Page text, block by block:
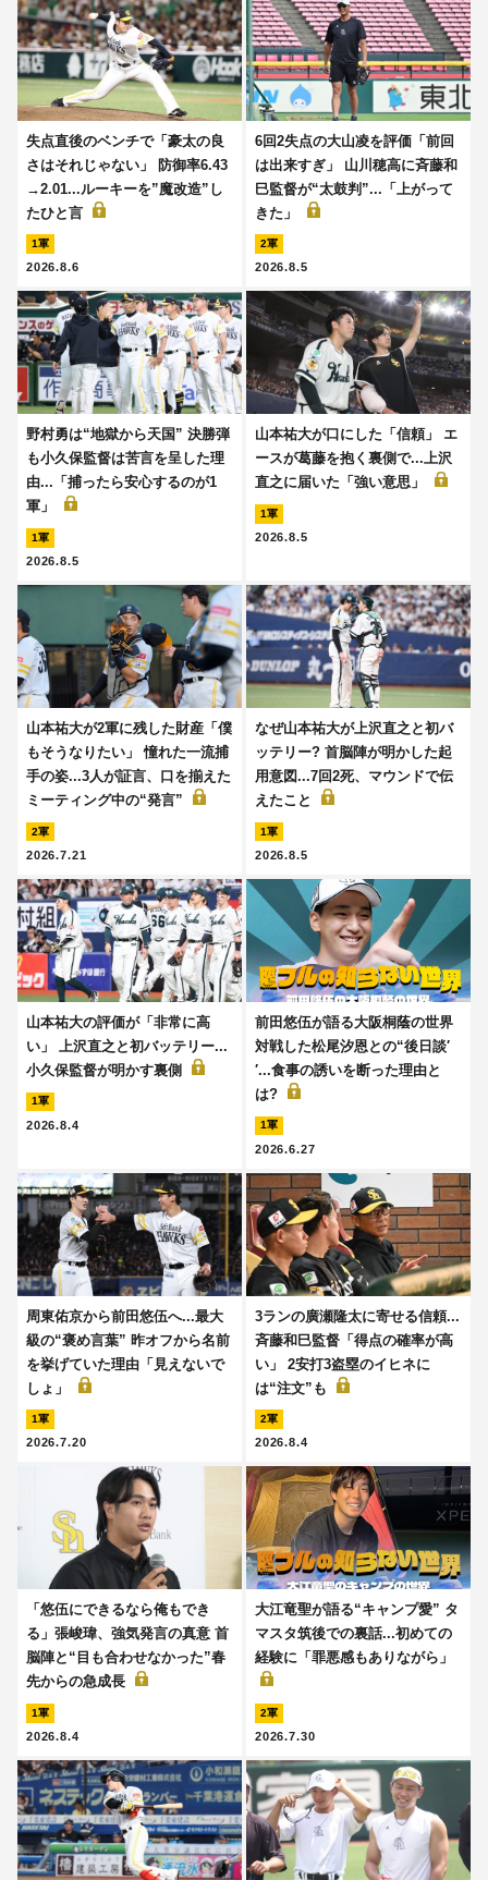
失点直後のベンチで「豪太の良
さはそれじゃない」 防御率6.43
→2.01...ルーキーを”魔改造”し
たひと言
1軍
2026.8.6
6回2失点の大山凌を評価「前回
は出来すぎ」 山川穂高に斉藤和
巳監督が“太鼓判”...「上がって
きた」
2軍
2026.8.5
野村勇は“地獄から天国” 決勝弾
も小久保監督は苦言を呈した理
由...「捕ったら安心するのが1
軍」
1軍
2026.8.5
山本祐大が口にした「信頼」 エ
ースが葛藤を抱く裏側で...上沢
直之に届いた「強い意思」
1軍
2026.8.5
山本祐大が2軍に残した財産「僕
もそうなりたい」 憧れた一流捕
手の姿...3人が証言、口を揃えた
ミーティング中の“発言”
2軍
2026.7.21
なぜ山本祐大が上沢直之と初バ
ッテリー? 首脳陣が明かした起
用意図...7回2死、マウンドで伝
えたこと
1軍
2026.8.5
山本祐大の評価が「非常に高
い」 上沢直之と初バッテリー...
小久保監督が明かす裏側
1軍
2026.8.4
前田悠伍が語る大阪桐蔭の世界
対戦した松尾汐恩との“後日談′
′...食事の誘いを断った理由と
は?
1軍
2026.6.27
周東佑京から前田悠伍へ...最大
級の“褒め言葉” 昨オフから名前
を挙げていた理由「見えないで
しょ」
1軍
2026.7.20
3ランの廣瀬隆太に寄せる信頼...
斉藤和巳監督「得点の確率が高
い」 2安打3盗塁のイヒネに
は“注文”も
2軍
2026.8.4
「悠伍にできるなら俺もでき
る」張峻瑋、強気発言の真意 首
脳陣と“目も合わせなかった”春
先からの急成長
1軍
2026.8.4
大江竜聖が語る“キャンプ愛” タ
マスタ筑後での裏話...初めての
経験に「罪悪感もありながら」
2軍
2026.7.30